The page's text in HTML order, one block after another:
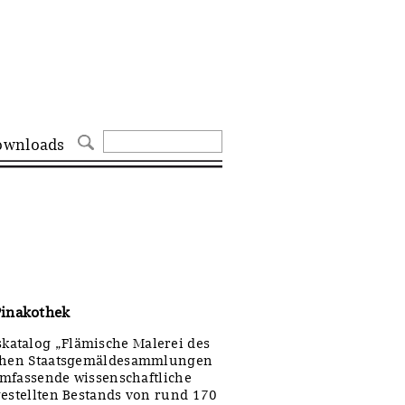
„Flämische Malerei des
Staatsgemäldesammlungen
wissenschaftliche
Bestands von rund 170